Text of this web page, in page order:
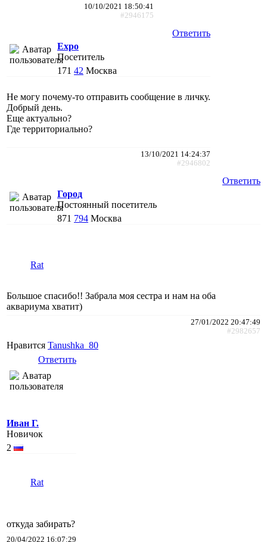
10/10/2021 18:50:41
#2946175
Ответить
Expo
Посетитель
171 42 Москва
Не могу почему-то отправить сообщение в личку.
Добрый день.
Еще актуально?
Где территориально?
13/10/2021 14:24:37
#2946802
Ответить
Город
Постоянный посетитель
871 794 Москва
Rat
Большое спасибо!! Забрала моя сестра и нам на оба
аквариума хватит)
27/01/2022 20:47:49
#2982657
Нравится Tanushka_80
Ответить
Иван Г.
Новичок
2
Rat
откуда забирать?
20/04/2022 16:07:29